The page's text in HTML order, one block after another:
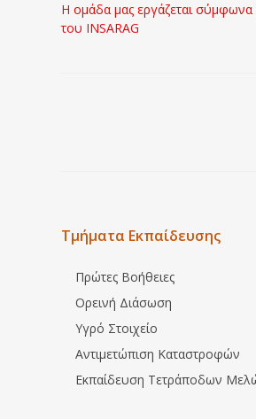
Η ομάδα μας εργάζεται σύμφωνα
του INSARAG
Τμήματα Εκπαίδευσης
Πρώτες Βοήθειες
Ορεινή Διάσωση
Υγρό Στοιχείο
Αντιμετώπιση Καταστροφών
Εκπαίδευση Τετράποδων